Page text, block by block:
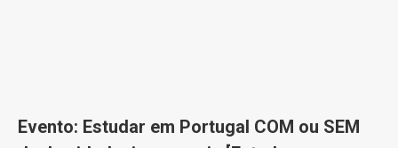
Evento: Estudar em Portugal COM ou SEM